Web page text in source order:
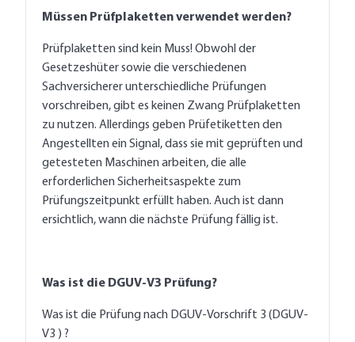
Müssen Prüfplaketten verwendet werden?
Prüfplaketten sind kein Muss! Obwohl der
Gesetzeshüter sowie die verschiedenen
Sachversicherer unterschiedliche Prüfungen
vorschreiben, gibt es keinen Zwang Prüfplaketten
zu nutzen. Allerdings geben Prüfetiketten den
Angestellten ein Signal, dass sie mit geprüften und
getesteten Maschinen arbeiten, die alle
erforderlichen Sicherheitsaspekte zum
Prüfungszeitpunkt erfüllt haben. Auch ist dann
ersichtlich, wann die nächste Prüfung fällig ist.
Was ist die DGUV-V3 Prüfung?
Was ist die Prüfung nach DGUV-Vorschrift 3 (DGUV-
V3 ) ?